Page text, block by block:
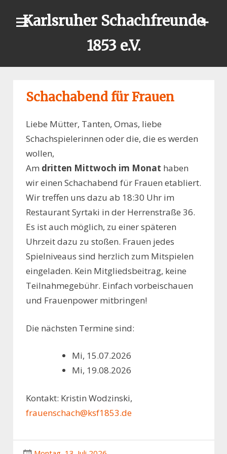
Karlsruher Schachfreunde
1853 e.V.
Schachabend für Frauen
Liebe Mütter, Tanten, Omas, liebe
Schachspielerinnen oder die, die es werden
wollen,
Am dritten Mittwoch im Monat haben
wir einen Schachabend für Frauen etabliert.
Wir treffen uns dazu ab 18:30 Uhr im
Restaurant Syrtaki in der Herrenstraße 36.
Es ist auch möglich, zu einer späteren
Uhrzeit dazu zu stoßen. Frauen jedes
Spielniveaus sind herzlich zum Mitspielen
eingeladen. Kein Mitgliedsbeitrag, keine
Teilnahmegebühr. Einfach vorbeischauen
und Frauenpower mitbringen!
Die nächsten Termine sind:
Mi, 15.07.2026
Mi, 19.08.2026
Kontakt: Kristin Wodzinski,
frauenschach@ksf1853.de